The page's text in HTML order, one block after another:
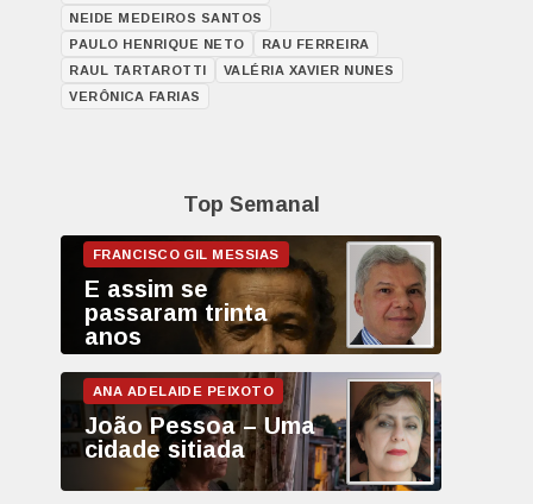
NEIDE MEDEIROS SANTOS
PAULO HENRIQUE NETO
RAU FERREIRA
RAUL TARTAROTTI
VALÉRIA XAVIER NUNES
VERÔNICA FARIAS
Top Semanal
E assim se
passaram trinta
anos
João Pessoa – Uma
cidade sitiada